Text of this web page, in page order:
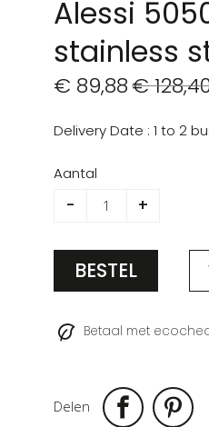
Alessi
stainless
€ 89,88€
Delivery Date 1 to 2
Aantal
- +
BESTEL
Betaal met
Delen